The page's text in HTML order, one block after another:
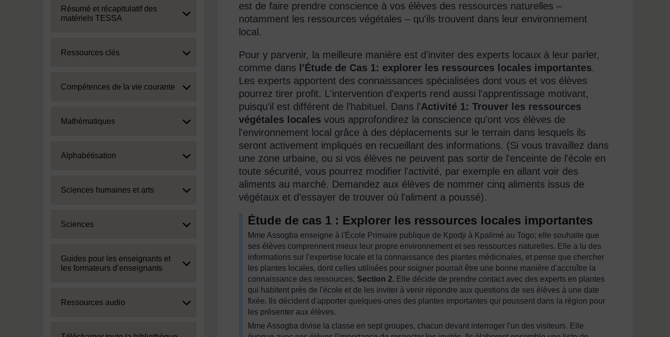
Expand
Résumé et récapitulatif des
matériels TESSA
Expand
Ressources clés
Expand
Compétences de la vie courante
Expand
Mathématiques
Expand
Alphabétisation
Expand
Sciences humaines et arts
Expand
Sciences
Expand
Guides pour les enseignants et
les formateurs d’enseignants
Expand
Ressources audio
est de faire prendre conscience à vos élèves des ressources naturelles –
notamment les ressources végétales – qu'ils trouvent dans leur environnement
local.
Pour y parvenir, la meilleure manière est d'inviter des experts locaux à leur parler,
comme dans
l'Étude de Cas 1: explorer les ressources locales importantes.
Les experts apportent des connaissances spécialisées dont vous et vos élèves
pourrez tirer profit. L'intervention d'experts rend aussi l'apprentissage motivant,
puisqu'il est différent de l’habituel. Dans l’Activité 1: Trouver les ressources
végétales localesvous approfondirez la conscience qu'ont vos élèves de
l'environnement local grâce à des déplacements sur le terrain dans lesquels ils
seront activement impliqués en recueillant des informations. (Si vous travaillez dans
une zone urbaine, ou si vos élèves ne peuvent pas sortir de l'enceinte de l'école en
toute sécurité, vous pourrez modifier l'activité, par exemple en allant voir des
aliments au marché. Demandez aux élèves de nommer cinq aliments issus de
végétaux et d’essayer de trouver où l'aliment a poussé).
Étude de cas 1 : Explorer les ressources locales importantes
Mme Assogba enseigne à l'École Primaire publique de Kpodji à Kpalimé au Togo; elle souhaite que
ses élèves comprennent mieux leur propre environnement et ses ressources naturelles. Elle a lu des
informations sur l'expertise locale et la connaissance des plantes médicinales, et pense que chercher
les plantes locales, dont celles utilisées pour soigner pourrait être une bonne manière d'accroître la
connaissance des ressources, Section 2. Elle décide de prendre contact avec des experts en plantes
qui habitent près de l'école et de les inviter à venir répondre aux questions de ses élèves à une date
fixée. Ils décident d'apporter quelques-unes des plantes importantes qui poussent dans la région pour
les présenter aux élèves.
Mme Assogba divise la classe en sept groupes, chacun devant interroger l'un des visiteurs. Elle